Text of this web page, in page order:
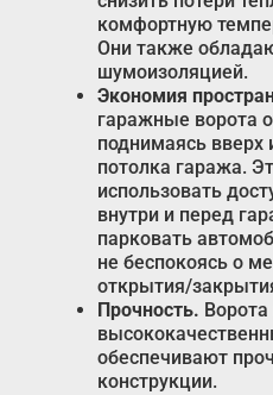
комфортную
Они также
шумоизоляцией.
Экономия
гаражные ворота
поднимаясь
потолка гаража.
использовать
внутри и перед
парковать
не беспокоясь о
открытия/
Прочность. Ворота
обеспечивают
конструкции.